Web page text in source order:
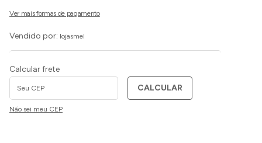
Vendido por: lojasmel
Calcular frete
CALCULAR
Não sei meu CEP